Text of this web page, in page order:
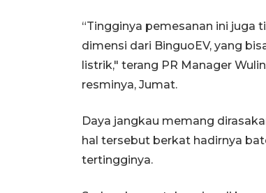
“Tingginya pemesanan ini juga
dimensi dari BinguoEV, yang
listrik," terang PR Manager
resminya, Jumat.
Daya jangkau memang
hal tersebut berkat hadirnya
tertingginya.